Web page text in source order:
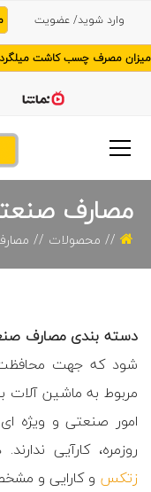
وارد شوید/ عضویت
میزان مصرف چسب کاشت میلگرد
مصارف
محصولات
دسته بندی مصارف
شود که جهت
مربوط به ماشین
امور صنعتی و ویژه
روزمره، کارآیی
زتکس و کارایی و